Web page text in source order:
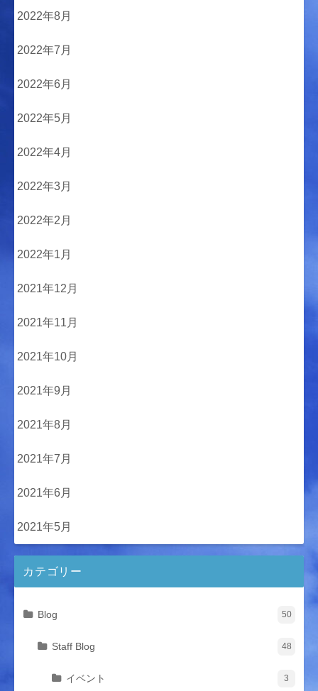
2022年8月
2022年7月
2022年6月
2022年5月
2022年4月
2022年3月
2022年2月
2022年1月
2021年12月
2021年11月
2021年10月
2021年9月
2021年8月
2021年7月
2021年6月
2021年5月
カテゴリー
Blog 50
Staff Blog 48
イベント 3